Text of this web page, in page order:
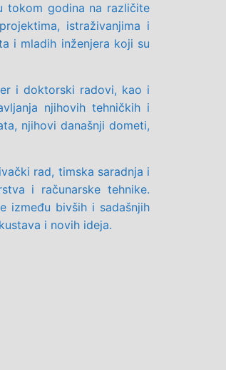
tokom godina na različite
istraživanjima i
i mladih inženjera koji su
i doktorski radovi, kao i
njihovih tehničkih i
njihovi današnji dometi,
rad, timska saradnja i
i računarske tehnike.
između bivših i sadašnjih
i novih ideja.